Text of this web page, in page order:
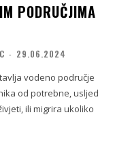
PODRUČJIMA
- 29.06.2024
vodeno područje
od potrebne, usljed
ili migrira ukoliko